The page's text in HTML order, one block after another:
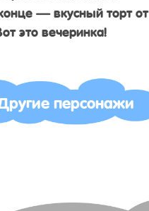
— вкусный торт от
это вечеринка!
персонажи